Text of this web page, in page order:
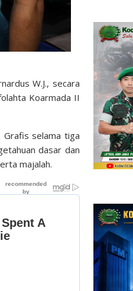
W.J., secara
Koarmada II
Grafis selama tiga
dasar dan
majalah.